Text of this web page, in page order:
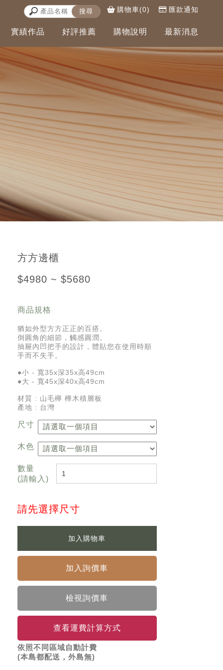
購物車(0) 匯款通知
實績作品 好評推薦 購物說明 最新消息
方方邊櫃
$4980 ~ $5680
商品規格
猶如外型方方正正的百搭。
倒圓角的細節，觸感圓潤。
抽屜內凹把手的設計，體貼您在使用時順
手而不失手。
●小 - 寬35x深35x高49cm
●大 - 寬45x深40x高49cm
材質 : 山毛櫸 樺木積層板
產地 : 台灣
尺寸
木色
數量
(請輸入)
請先選擇尺寸
檢視詢價車
查看運費計算方式
依照不同區域自動計費
(本島都配送，外島無)